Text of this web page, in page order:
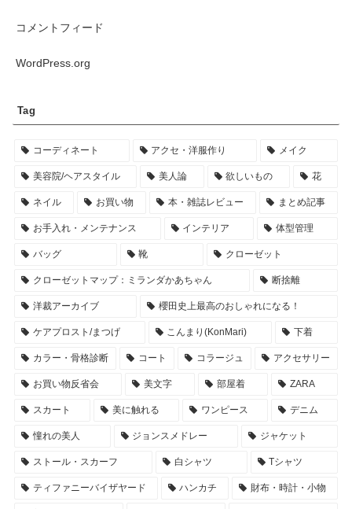
コメントフィード
WordPress.org
Tag
コーディネート アクセ・洋服作り メイク
美容院/ヘアスタイル 美人論 欲しいもの 花
ネイル お買い物 本・雑誌レビュー まとめ記事
お手入れ・メンテナンス インテリア 体型管理
バッグ 靴 クローゼット
クローゼットマップ：ミランダかあちゃん 断捨離
洋裁アーカイブ 櫻田史上最高のおしゃれになる！
ケアプロスト/まつげ こんまり(KonMari) 下着
カラー・骨格診断 コート コラージュ アクセサリー
お買い物反省会 美文字 部屋着 ZARA
スカート 美に触れる ワンピース デニム
憧れの美人 ジョンスメドレー ジャケット
ストール・スカーフ 白シャツ Tシャツ
ティファニーバイザヤード ハンカチ 財布・時計・小物